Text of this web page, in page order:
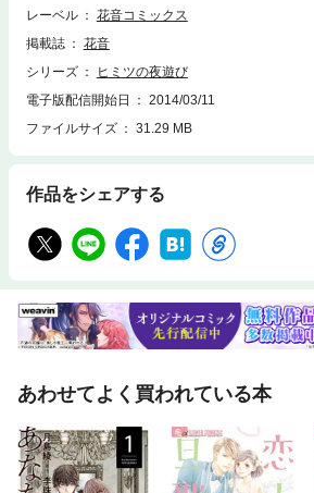
レーベル
花音コミックス
掲載誌
花音
シリーズ
ヒミツの夜遊び
電子版配信開始日
2014/03/11
ファイルサイズ
31.29 MB
作品をシェアする
あわせてよく買われている本